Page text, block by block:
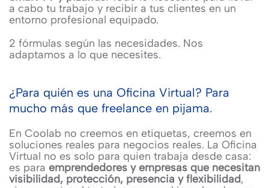
a cabo tu trabajo y recibir a tus clientes en un
entorno profesional equipado.
2 fórmulas según las necesidades. Nos
adaptamos a lo que necesites.
¿Para quién es una Oficina Virtual? Para
mucho más que freelance en pijama.
En Coolab no creemos en etiquetas, creemos en
soluciones reales para negocios reales. La Oficina
Virtual no es solo para quien trabaja desde casa:
es para emprendedores y empresas que necesitan
visibilidad, protección, presencia y flexibilidad,